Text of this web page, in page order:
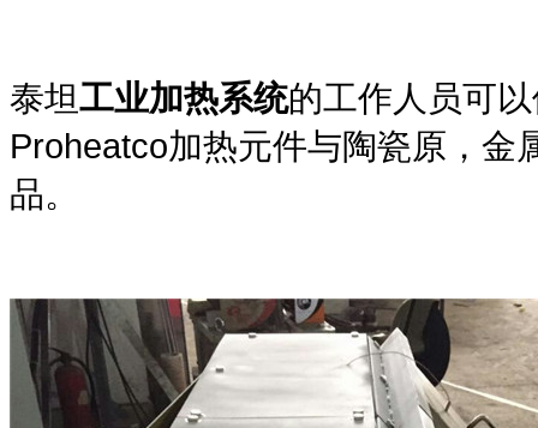
泰坦工业加热系统的工作人员可
Proheatco加热元件与陶瓷原，金
品。